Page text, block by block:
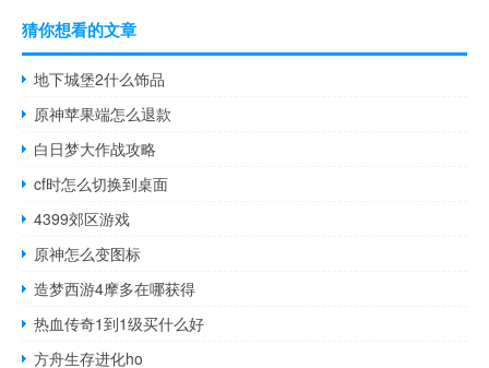
猜你想看的文章
地下城堡2什么饰品
原神苹果端怎么退款
白日梦大作战攻略
cf时怎么切换到桌面
4399郊区游戏
原神怎么变图标
造梦西游4摩多在哪获得
热血传奇1到1级买什么好
方舟生存进化ho